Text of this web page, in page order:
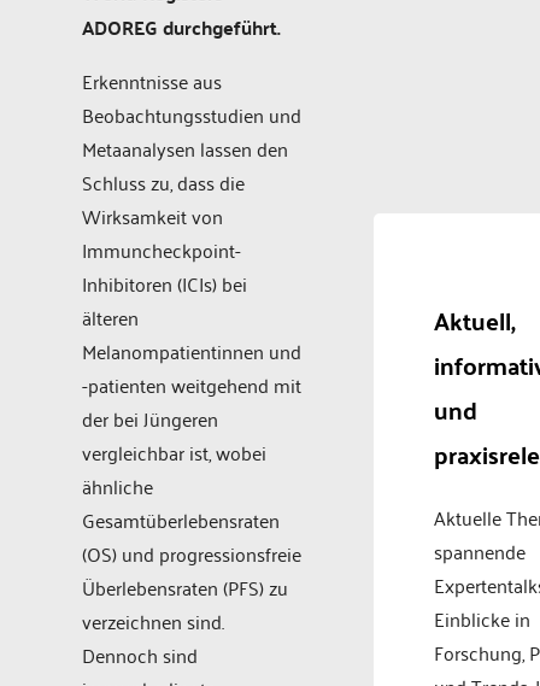
ADOREG durchgeführt.
Erkenntnisse aus
Beobachtungsstudien und
Metaanalysen lassen den
Schluss zu, dass die
Wirksamkeit von
Immuncheckpoint-
Inhibitoren (ICIs) bei
älteren
Melanompatientinnen und
-patienten weitgehend mit
der bei Jüngeren
vergleichbar ist, wobei
ähnliche
Gesamtüberlebensraten
(OS) und progressionsfreie
Überlebens­raten (PFS) zu
verzeichnen sind.
Dennoch sind
Aktuell,
und
Aktuelle
spannende
Einblicke in
Forschung,